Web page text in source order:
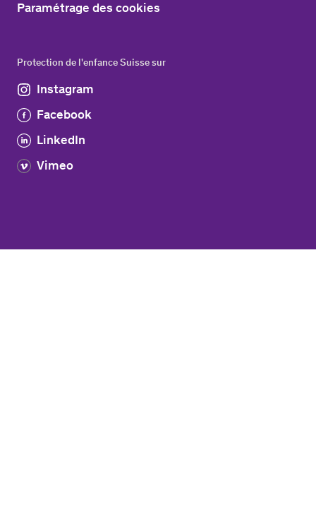
Paramétrage des cookies
Protection de l'enfance Suisse sur
Instagram
Facebook
LinkedIn
Vimeo